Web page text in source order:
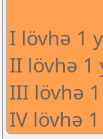
I lövhə 1
II lövhə 1
III lövhə
IV lövhə